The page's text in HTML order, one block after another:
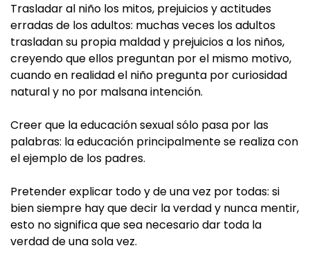
Trasladar al niño los mitos, prejuicios y actitudes
erradas de los adultos: muchas veces los adultos
trasladan su propia maldad y prejuicios a los niños,
creyendo que ellos preguntan por el mismo motivo,
cuando en realidad el niño pregunta por curiosidad
natural y no por malsana intención.
Creer que la educación sexual sólo pasa por las
palabras: la educación principalmente se realiza con
el ejemplo de los padres.
Pretender explicar todo y de una vez por todas: si
bien siempre hay que decir la verdad y nunca mentir,
esto no significa que sea necesario dar toda la
verdad de una sola vez.